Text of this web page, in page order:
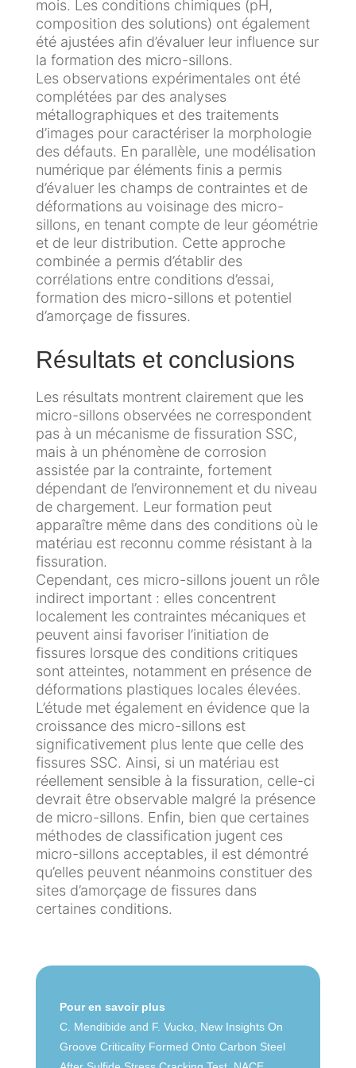
q
u
e
e
t
p
r
o
c
é
d
é
O
n
s
h
r
e
O
f
f
s
h
o
r
e
B
â
t
m
e
n
t
s
n
d
u
s
t
r
e
d
n
t
r
ô
e
C
o
r
r
o
s
o
n
s
o
s
c
o
n
t
r
a
n
e
F
r
a
g
s
a
o
n
p
a
r
h
y
o
e
x
p
o
s
t
o
n
M
é
c
a
n
u
e
e
t
c
o
r
r
o
s
o
n
L
a
b
o
r
a
t
o
i
r
e
H
y
d
r
o
g
mois. Les conditions chimiques (pH,
composition des solutions) ont également
été ajustées afin d’évaluer leur influence sur
la formation des micro-sillons.
Les observations expérimentales ont été
complétées par des analyses
métallographiques et des traitements
d’images pour caractériser la morphologie
des défauts. En parallèle, une modélisation
numérique par éléments finis a permis
d’évaluer les champs de contraintes et de
déformations au voisinage des micro-
sillons, en tenant compte de leur géométrie
et de leur distribution. Cette approche
combinée a permis d’établir des
corrélations entre conditions d’essai,
formation des micro-sillons et potentiel
d’amorçage de fissures.
Résultats et conclusions
Les résultats montrent clairement que les
micro-sillons observées ne correspondent
pas à un mécanisme de fissuration SSC,
mais à un phénomène de corrosion
assistée par la contrainte, fortement
dépendant de l’environnement et du niveau
de chargement. Leur formation peut
apparaître même dans des conditions où le
matériau est reconnu comme résistant à la
fissuration.
Cependant, ces micro-sillons jouent un rôle
indirect important : elles concentrent
localement les contraintes mécaniques et
peuvent ainsi favoriser l’initiation de
fissures lorsque des conditions critiques
sont atteintes, notamment en présence de
déformations plastiques locales élevées.
L’étude met également en évidence que la
croissance des micro-sillons est
significativement plus lente que celle des
fissures SSC. Ainsi, si un matériau est
réellement sensible à la fissuration, celle-ci
devrait être observable malgré la présence
de micro-sillons. Enfin, bien que certaines
méthodes de classification jugent ces
micro-sillons acceptables, il est démontré
qu’elles peuvent néanmoins constituer des
sites d’amorçage de fissures dans
certaines conditions.
Pour en savoir plus
C. Mendibide and F. Vucko, New Insights On
Groove Criticality Formed Onto Carbon Steel